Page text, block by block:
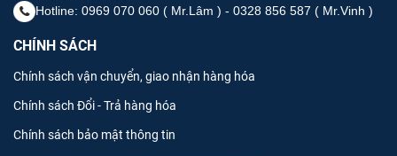
Hotline: 0969 070 060 ( Mr.Lâm ) - 0328 856 587 ( Mr.Vinh )
CHÍNH SÁCH
Chính sách vận chuyển, giao nhận hàng hóa
Chính sách Đổi - Trả hàng hóa
Chính sách bảo mật thông tin